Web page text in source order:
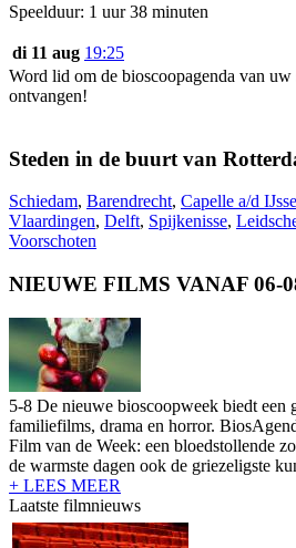
Speelduur: 1 uur 38 minuten
di 11 aug 19:25
Word lid om de bioscoopagenda van uw
ontvangen!
Steden in de buurt van
Schiedam, Barendrecht, Capelle a/d
Vlaardingen, Delft, Spijkenisse,
Voorschoten
NIEUWE FILMS VANAF 06-
5-8 De nieuwe bioscoopweek biedt een
familiefilms, drama en horror.
Film van de Week: een bloedstollende
de warmste dagen ook de griezeligste
+ LEES MEER
Laatste filmnieuws